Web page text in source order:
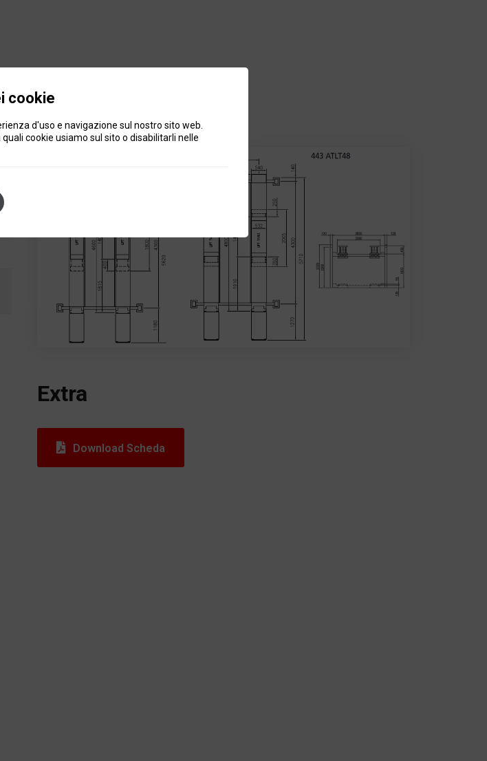
Dimensioni
Extra
Download Scheda
cookie
d'uso e navigazione sul nostro sito web.
cookie usiamo sul sito o disabilitarli nelle